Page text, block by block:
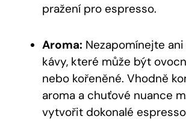
pražení pro espresso.
Aroma: Nezapomínejte
kávy, které může být
nebo kořeněné. Vhodně
aroma a chuťové nuance
vytvořit dokonalé